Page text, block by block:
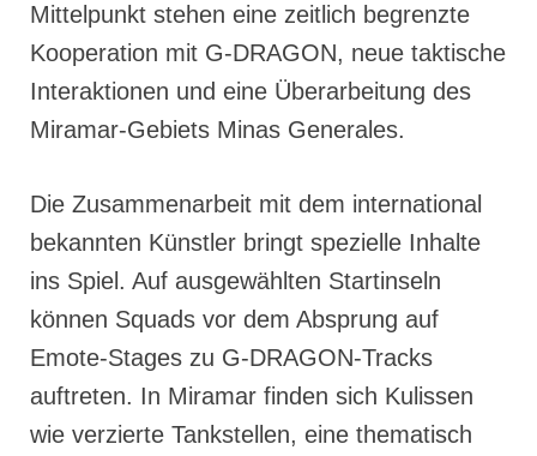
Mittelpunkt stehen eine zeitlich begrenzte
Kooperation mit G-DRAGON, neue taktische
Interaktionen und eine Überarbeitung des
Miramar-Gebiets Minas Generales.
Die Zusammenarbeit mit dem international
bekannten Künstler bringt spezielle Inhalte
ins Spiel. Auf ausgewählten Startinseln
können Squads vor dem Absprung auf
Emote-Stages zu G-DRAGON-Tracks
auftreten. In Miramar finden sich Kulissen
wie verzierte Tankstellen, eine thematisch